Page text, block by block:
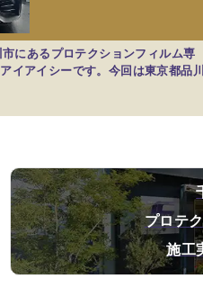
にあるプロテクションフィルム専
イアイシーです。今回は東京都品川
プロテ
施工